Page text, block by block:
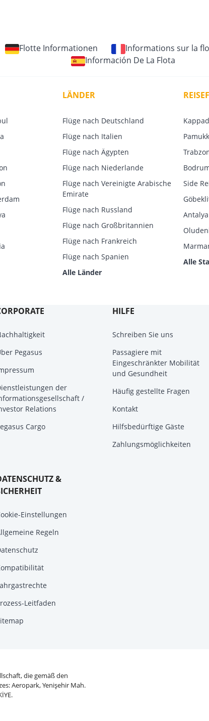
Flotte Informationen Informations sur la
Información De La Flota
LÄNDER
Flüge nach Deutschland
Flüge nach Italien
Flüge nach Ägypten
Flüge nach Niederlande
Flüge nach Vereinigte Arabische
Emirate
Flüge nach Russland
Flüge nach Großbritannien
Flüge nach Frankreich
Flüge nach Spanien
Alle Länder
Side
Alle
Pegasus
der
/
Relations
Cargo
HILFE
Schreiben Sie uns
Passagiere mit
Eingeschränkter Mobilität
und Gesundheit
Häufig gestellte Fragen
Kontakt
Hilfsbedürftige Gäste
Zahlungsmöglichkeiten
&
Einstellungen
Regeln
Leitfaden
die gemäß den
Aeropark, Yenişehir Mah.